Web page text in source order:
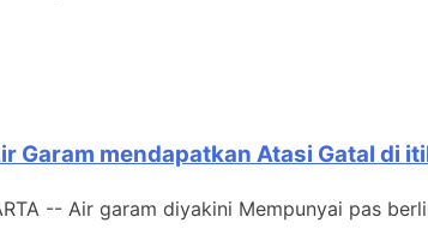
Garam mendapatkan Atasi Gatal di
-- Air garam diyakini Mempunyai pas